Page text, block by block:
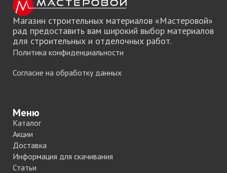
Магазин строительных материалов «Мастеровой»
рад предоставить вам широкий выбор материалов
для строительных и отделочных работ.
Политика конфиденциальности
Согласие на обработку данных
Меню
Каталог
Акции
Доставка
Информация для скачивания
Статьи